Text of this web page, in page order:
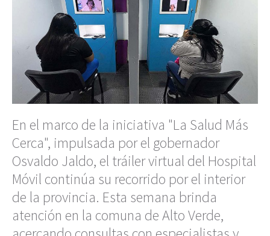
En el marco de la iniciativa "La Salud Más
Cerca", impulsada por el gobernador
Osvaldo Jaldo, el tráiler virtual del Hospital
Móvil continúa su recorrido por el interior
de la provincia. Esta semana brinda
atención en la comuna de Alto Verde,